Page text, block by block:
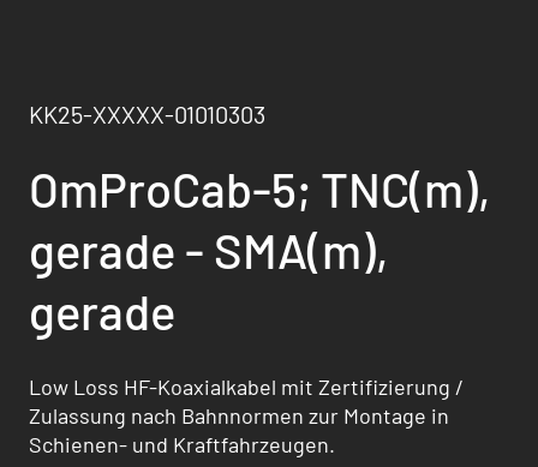
KK25-XXXXX-01010303
OmProCab-5; TNC(m),
gerade - SMA(m),
gerade
Low Loss HF-Koaxialkabel mit Zertifizierung /
Zulassung nach Bahnnormen zur Montage in
Schienen- und Kraftfahrzeugen.